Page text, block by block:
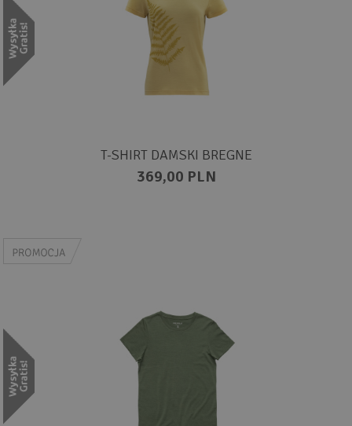
T-SHIRT DAMSKI BREGNE
369,00 PLN